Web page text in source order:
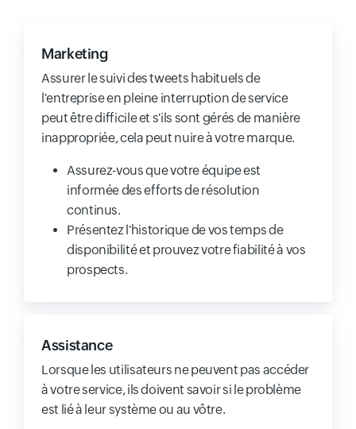
Marketing
Assurer le suivi des tweets habituels de
l'entreprise en pleine interruption de service
peut être difficile et s'ils sont gérés de manière
inappropriée, cela peut nuire à votre marque.
Assurez-vous que votre équipe est
informée des efforts de résolution
continus.
Présentez l'historique de vos temps de
disponibilité et prouvez votre fiabilité à vos
prospects.
Assistance
Lorsque les utilisateurs ne peuvent pas accéder
à votre service, ils doivent savoir si le problème
est lié à leur système ou au vôtre.